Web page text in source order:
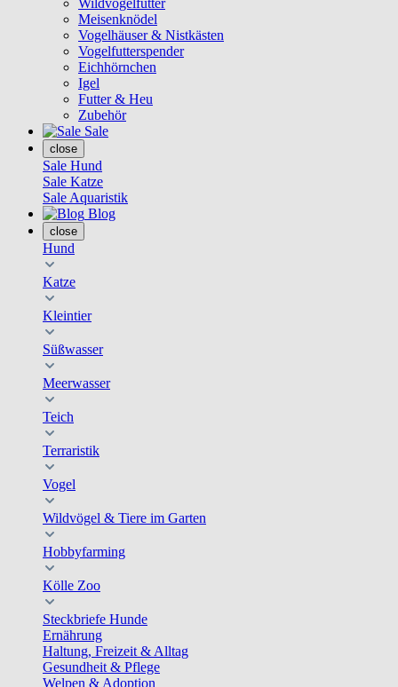
Wildvogelfutter
Meisenknödel
Vogelhäuser & Nistkästen
Vogelfutterspender
Eichhörnchen
Igel
Futter & Heu
Zubehör
Sale
close
Sale Hund
Sale Katze
Sale Aquaristik
Blog
close
Hund
Katze
Kleintier
Süßwasser
Meerwasser
Teich
Terraristik
Vogel
Wildvögel & Tiere im Garten
Hobbyfarming
Kölle Zoo
Steckbriefe Hunde
Ernährung
Haltung, Freizeit & Alltag
Gesundheit & Pflege
Welpen & Adoption